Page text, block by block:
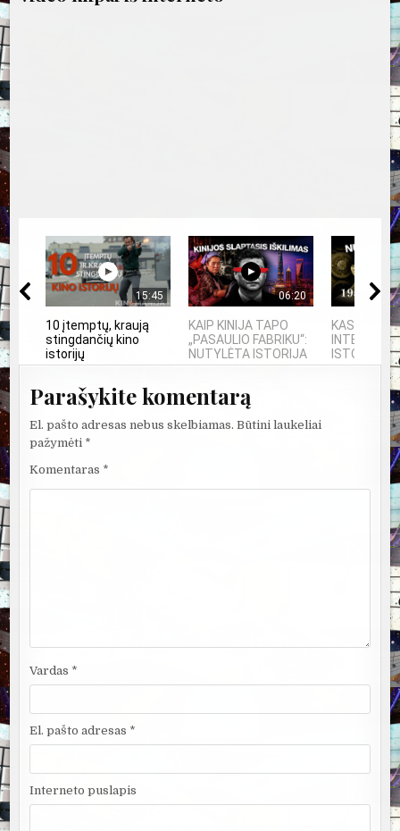
15:45
10 įtemptų, kraują
stingdančių kino
istorijų
06:20
KAIP KINIJA TAPO
„PASAULIO FABRIKU“:
NUTYLĖTA ISTORIJA
KAS
ISTORIJA
Parašykite komentarą
El. pašto adresas nebus skelbiamas. Būtini laukeliai
pažymėti *
Komentaras *
Vardas *
El. pašto adresas *
Interneto puslapis